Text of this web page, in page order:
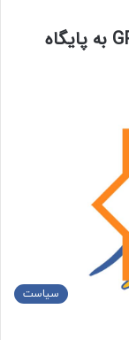
ببینید | حملۀ خلبانان ایرانی بدون GPS به پایگاه
سیاست